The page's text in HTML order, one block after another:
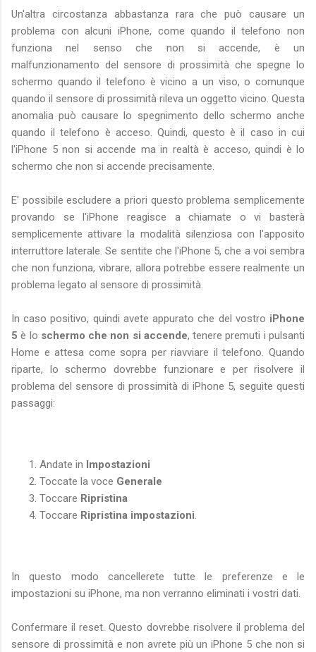
Un'altra circostanza abbastanza rara che può causare un
problema con alcuni iPhone, come quando il telefono non
funziona nel senso che non si accende, è un
malfunzionamento del sensore di prossimità che spegne lo
schermo quando il telefono è vicino a un viso, o comunque
quando il sensore di prossimità rileva un oggetto vicino. Questa
anomalia può causare lo spegnimento dello schermo anche
quando il telefono è acceso. Quindi, questo è il caso in cui
l'iPhone 5 non si accende ma in realtà è acceso, quindi è lo
schermo che non si accende precisamente.
E' possibile escludere a priori questo problema semplicemente
provando se l'iPhone reagisce a chiamate o vi basterà
semplicemente attivare la modalità silenziosa con l'apposito
interruttore laterale. Se sentite che l'iPhone 5, che a voi sembra
che non funziona, vibrare, allora potrebbe essere realmente un
problema legato al sensore di prossimità.
In caso positivo, quindi avete appurato che del vostro iPhone
5 è lo schermo che non si accende, tenere premuti i pulsanti
Home e attesa come sopra per riavviare il telefono. Quando
riparte, lo schermo dovrebbe funzionare e per risolvere il
problema del sensore di prossimità di iPhone 5, seguite questi
passaggi:
Andate in Impostazioni
Toccate la voce Generale
Toccare Ripristina
Toccare Ripristina impostazioni.
In questo modo cancellerete tutte le preferenze e le
impostazioni su iPhone, ma non verranno eliminati i vostri dati.
Confermare il reset. Questo dovrebbe risolvere il problema del
sensore di prossimità e non avrete più un iPhone 5 che non si